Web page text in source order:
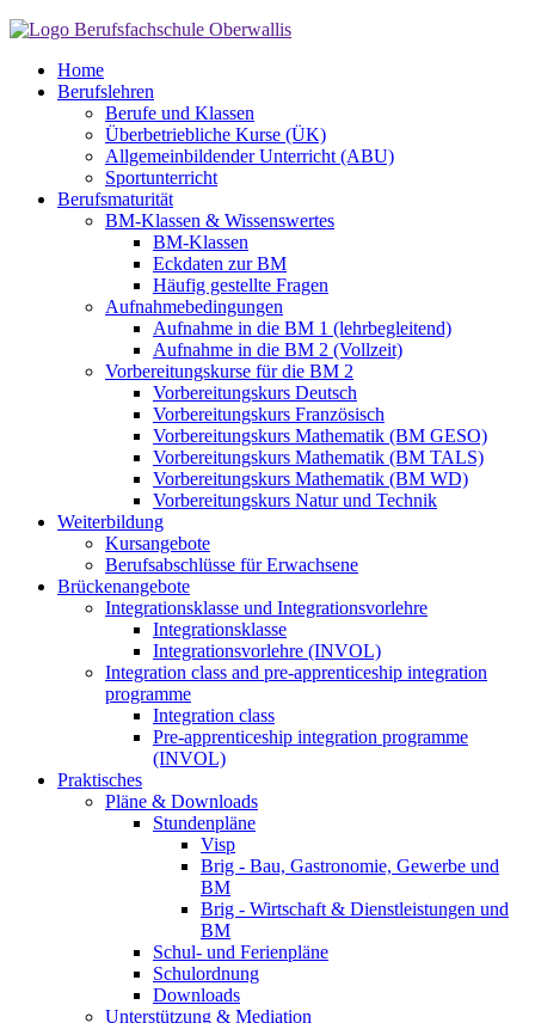
Home
Berufslehren
Berufe und Klassen
Überbetriebliche Kurse (ÜK)
Allgemeinbildender Unterricht (ABU)
Sportunterricht
Berufsmaturität
BM-Klassen & Wissenswertes
BM-Klassen
Eckdaten zur BM
Häufig gestellte Fragen
Aufnahmebedingungen
Aufnahme in die BM 1 (lehrbegleitend)
Aufnahme in die BM 2 (Vollzeit)
Vorbereitungskurse für die BM 2
Vorbereitungskurs Deutsch
Vorbereitungskurs Französisch
Vorbereitungskurs Mathematik (BM GESO)
Vorbereitungskurs Mathematik (BM TALS)
Vorbereitungskurs Mathematik (BM WD)
Vorbereitungskurs Natur und Technik
Weiterbildung
Kursangebote
Berufsabschlüsse für Erwachsene
Brückenangebote
Integrationsklasse und Integrationsvorlehre
Integrationsklasse
Integrationsvorlehre (INVOL)
Integration class and pre-apprenticeship integration
programme
Integration class
Pre-apprenticeship integration programme
(INVOL)
Praktisches
Pläne & Downloads
Stundenpläne
Visp
Brig - Bau, Gastronomie, Gewerbe und
BM
Brig - Wirtschaft & Dienstleistungen und
BM
Schul- und Ferienpläne
Schulordnung
Downloads
Unterstützung & Mediation